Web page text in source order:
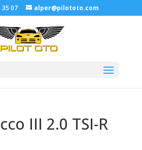
35 07 alper@pilototo.com
III 2.0 TSI-R